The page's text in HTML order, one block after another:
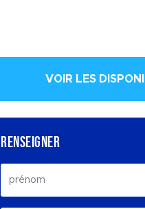
VOIR LES
RENSEIGNER